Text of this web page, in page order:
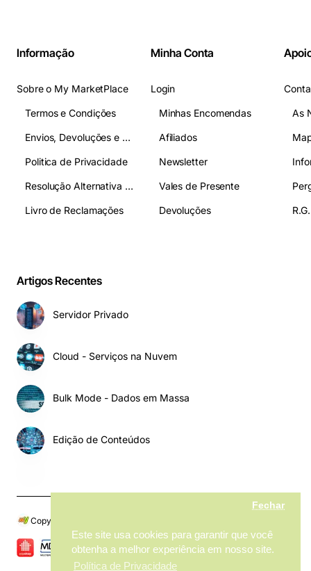
Este site usa cookies para garantir que você
obtenha a melhor experiência em nosso site.
Política de Privacidade
Fechar
Informação
Sobre o My MarketPlace
Termos e Condições
Envios, Devoluções e Pagamentos
Politica de Privacidade
Resolução Alternativa de Litígios
Livro de Reclamações
Minha Conta
Login
Minhas Encomendas
Afiliados
Newsletter
Vales de Presente
Devoluções
As
Artigos Recentes
Servidor Privado
Cloud - Serviços na Nuvem
Bulk Mode - Dados em Massa
Edição de Conteúdos
Copyright © 2024, My MarketPlace, Todos os Direitos Reservados